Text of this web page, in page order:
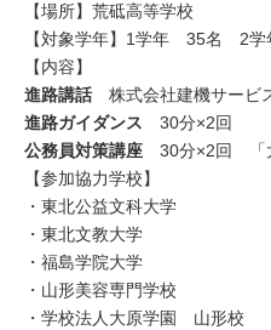
【場所】荒砥高等学校
【対象学年】1学年 35名 2
【内容】
進路講話株式会社建機サー
進路ガイダンス 30分×2回
公務員対策講座 30分×2回 「
【参加協力学校】
・東北公益文科大学
・東北文教大学
・福島学院大学
・山形美容専門学校
・学校法人大原学園 山形校